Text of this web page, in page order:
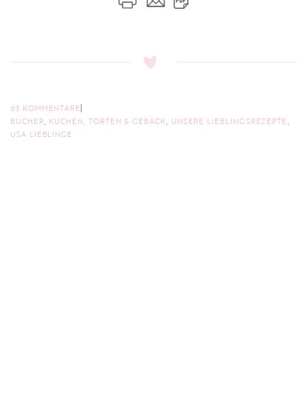
63 KOMMENTARE
BÜCHER, KUCHEN, TORTEN & GEBÄCK, UNSERE LIEBLINGSREZEPTE ,
USA LIEBLINGE